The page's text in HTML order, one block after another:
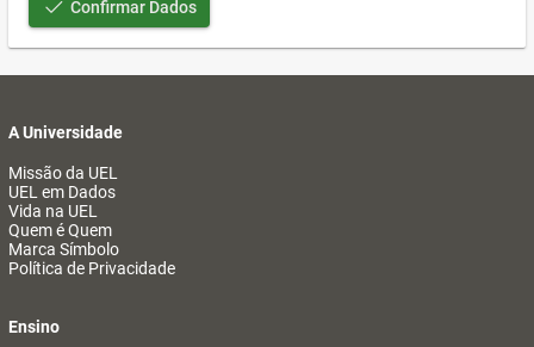
Confirmar Dados
A Universidade
Missão da UEL
UEL em Dados
Vida na UEL
Quem é Quem
Marca Símbolo
Política de Privacidade
Ensino